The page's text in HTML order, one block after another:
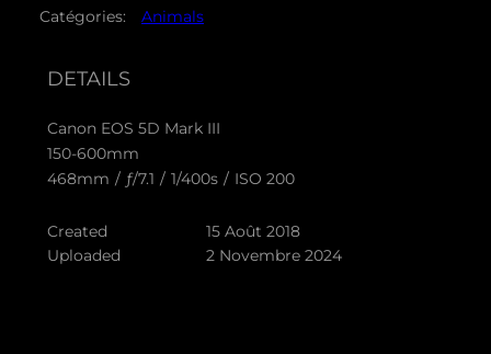
Catégories:
Animals
DETAILS
Canon EOS 5D Mark III
150-600mm
468mm / ƒ/7.1 / 1/400s / ISO 200
Created
15 Août 2018
Uploaded
2 Novembre 2024